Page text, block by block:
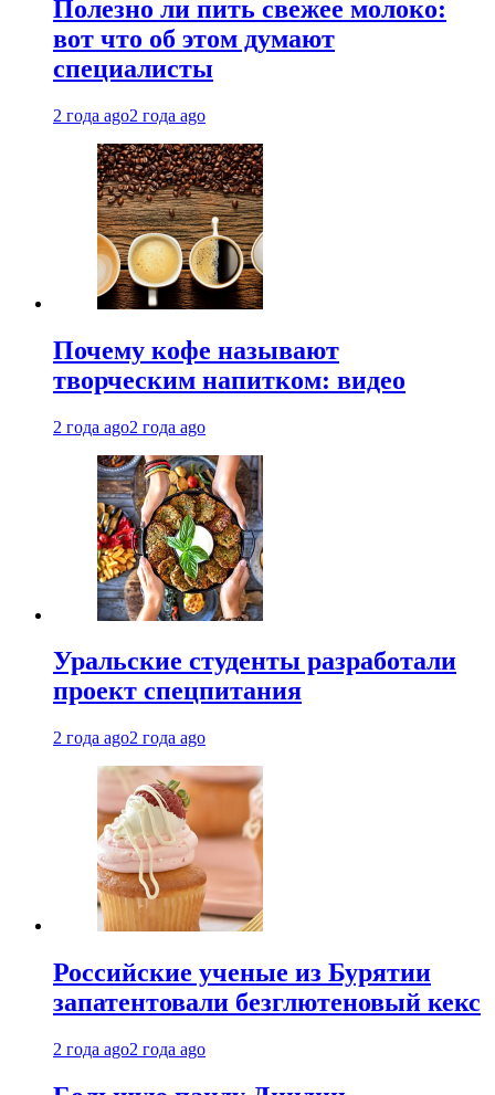
Полезно ли пить свежее молоко:
вот что об этом думают
специалисты
2 года ago2 года ago
Почему кофе называют
творческим напитком: видео
2 года ago2 года ago
Уральские студенты разработали
проект спецпитания
2 года ago2 года ago
Российские ученые из Бурятии
запатентовали безглютеновый кекс
2 года ago2 года ago